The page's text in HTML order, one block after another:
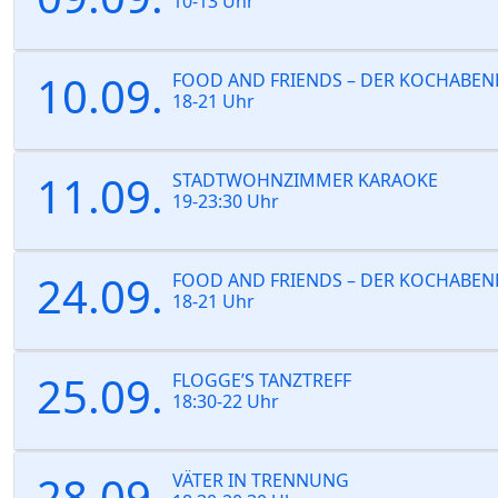
10.09. FOOD AND FRIENDS – DER
18-21 Uhr
11.09. STADTWOHNZIMMER KARAOKE
19-23:30 Uhr
24.09. FOOD AND FRIENDS – DER
18-21 Uhr
25.09. FLOGGE’S TANZTREFF
18:30-22 Uhr
VÄTER IN TRENNUNG